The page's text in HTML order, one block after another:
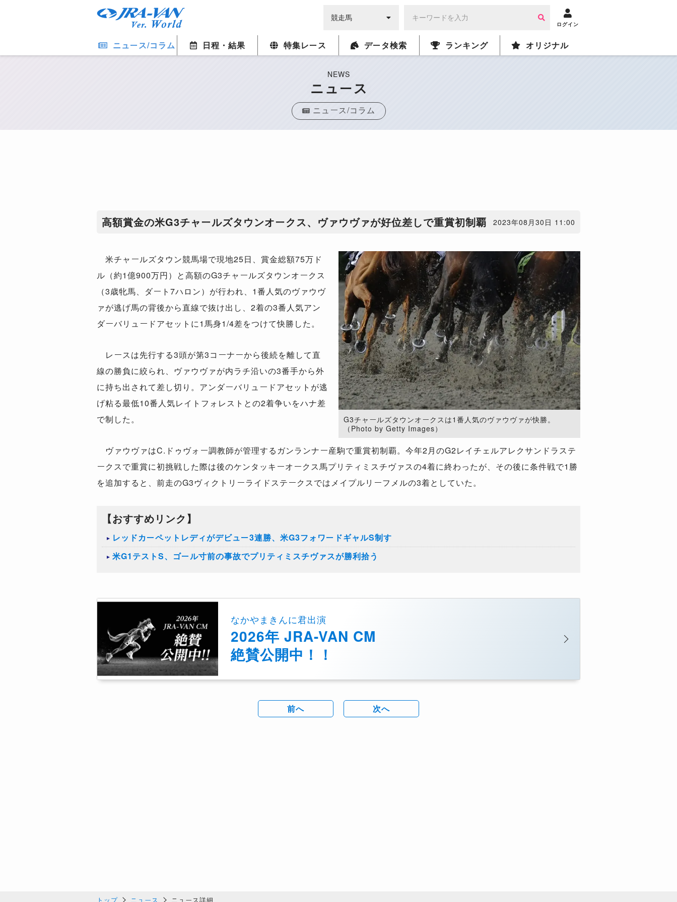
ログイン
ニュース/コラム 日程・結果 特集レース データ検索 ランキング オリジナル
NEWS
ニュース
ニュース/コラム
高額賞金の米G3チャールズタウンオークス、ヴァウヴァが好位差しで重賞初制覇 2023年08月30日 11:00
G3チャールズタウンオークスは1番人気のヴァウヴァが快勝。
（Photo by Getty Images）
米チャールズタウン競馬場で現地25日、賞金総額75万ド
ル（約1億900万円）と高額のG3チャールズタウンオークス
（3歳牝馬、ダート7ハロン）が行われ、1番人気のヴァウヴ
ァが逃げ馬の背後から直線で抜け出し、2着の3番人気アン
ダーバリュードアセットに1馬身1/4差をつけて快勝した。
レースは先行する3頭が第3コーナーから後続を離して直
線の勝負に絞られ、ヴァウヴァが内ラチ沿いの3番手から外
に持ち出されて差し切り。アンダーバリュードアセットが逃
げ粘る最低10番人気レイトフォレストとの2着争いをハナ差
で制した。
ヴァウヴァはC.ドゥヴォー調教師が管理するガンランナー産駒で重賞初制覇。今年2月のG2レイチェルアレクサンドラステ
ークスで重賞に初挑戦した際は後のケンタッキーオークス馬プリティミスチヴァスの4着に終わったが、その後に条件戦で1勝
を追加すると、前走のG3ヴィクトリーライドステークスではメイプルリーフメルの3着としていた。
【おすすめリンク】
レッドカーペットレディがデビュー3連勝、米G3フォワードギャルS制す
米G1テストS、ゴール寸前の事故でプリティミスチヴァスが勝利拾う
なかやまきんに君出演
2026年 JRA-VAN CM
絶賛公開中！！
前へ 次へ
トップ ニュース ニュース詳細